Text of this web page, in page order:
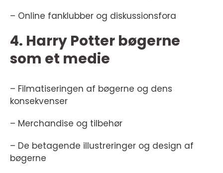
– Online fanklubber og diskussionsfora
4. Harry Potter bøgerne
som et medie
– Filmatiseringen af bøgerne og dens
konsekvenser
– Merchandise og tilbehør
– De betagende illustreringer og design af
bøgerne